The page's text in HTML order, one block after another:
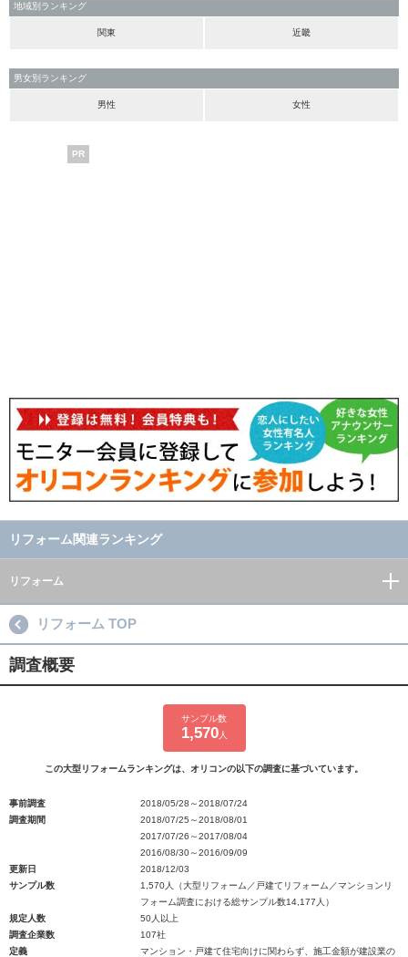
地域別ランキング
関東 近畿
男女別ランキング
男性 女性
PR
リフォーム関連ランキング
リフォーム
リフォーム TOP
調査概要
サンプル数
1,570人
この大型リフォームランキングは、オリコンの以下の調査に基づいています。
事前調査
2018/05/28～2018/07/24
調査期間
2018/07/25～2018/08/01
2017/07/26～2017/08/04
2016/08/30～2016/09/09
更新日
2018/12/03
サンプル数
1,570人（大型リフォーム／戸建てリフォーム／マンションリ
フォーム調査における総サンプル数14,177人）
規定人数
50人以上
調査企業数
107社
定義
マンション・戸建て住宅向けに関わらず、施工金額が建設業の